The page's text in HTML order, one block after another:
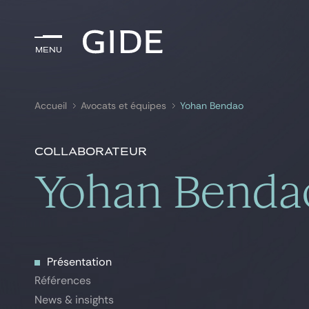
Menu
Menu
Accueil Avocats et équipes Yohan Bendao
Collaborateur
Yohan
Présentation
Références
News & insights
Présentation
Références
News & insights